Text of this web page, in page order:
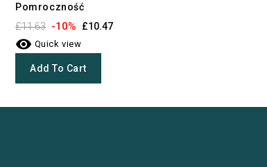
Pomroczność
£11.63 -10% £10.47
 Quick view
Add To Cart